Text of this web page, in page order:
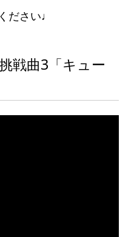
ださい♩
戦曲3「キュー